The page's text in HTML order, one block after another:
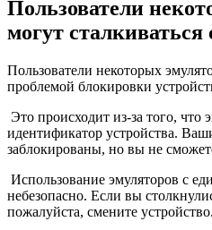
Пользователи
могут сталкиваться
Пользователи некоторых
проблемой блокировки
Это происходит из-за того, что
идентификатор устройства.
заблокированы, но вы не
Использование эмуляторов с
небезопасно. Если вы
пожалуйста, смените устройство.